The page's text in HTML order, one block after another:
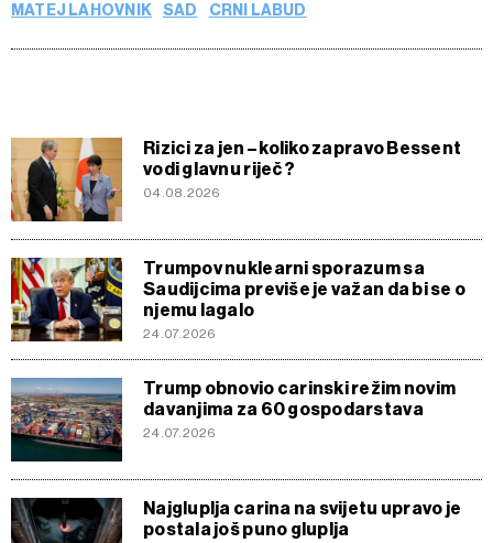
MATEJ LAHOVNIK SAD CRNI LABUD
Rizici za jen – koliko zapravo Bessent
vodi glavnu riječ?
04.08.2026
Trumpov nuklearni sporazum sa
Saudijcima previše je važan da bi se o
njemu lagalo
24.07.2026
Trump obnovio carinski režim novim
davanjima za 60 gospodarstava
24.07.2026
Najgluplja carina na svijetu upravo je
postala još puno gluplja